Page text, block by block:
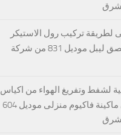
تركيب رول الاستيكر
على ماكينة لصق ليبل موديل 831 من شركة
لشفط وتفريغ الهواء من اكياس
بقوليات على ماكينة فاكيوم منزلى موديل 604